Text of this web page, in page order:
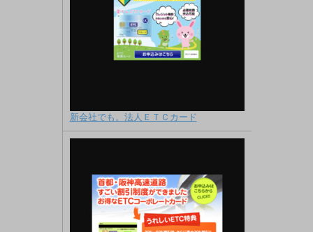
新会社でも。法人ＥＴＣカード